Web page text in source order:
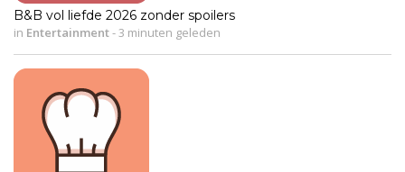
B&B vol liefde 2026 zonder spoilers
in Entertainment- 3 minuten geleden